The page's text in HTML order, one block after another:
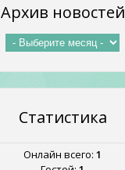
Архив новостей
Статистика
Онлайн всего: 1